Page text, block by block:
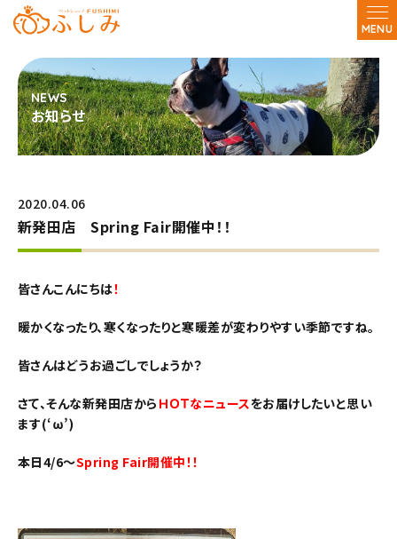
MENU
お知らせ
2020.04.06
新発田店 Spring Fair開催中！！
皆さんこんにちは！
暖かくなったり、寒くなったりと寒暖差が変わりやすい季節ですね。
皆さんはどうお過ごしでしょうか？
さて、そんな新発田店から ＨＯＴなニュースをお届けしたいと思い
ます(‘ω’)
本日4/6～Spring Fair開催中！！